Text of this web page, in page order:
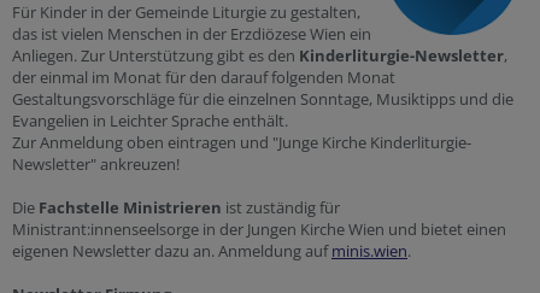
Für Kinder in der Gemeinde Liturgie zu gestalten,
das ist vielen Menschen in der Erzdiözese Wien ein
Anliegen. Zur Unterstützung gibt es den Kinderliturgie-Newsletter,
der einmal im Monat für den darauf folgenden Monat
Gestaltungsvorschläge für die einzelnen Sonntage, Musiktipps und die
Evangelien in Leichter Sprache enthält.
Zur Anmeldung oben eintragen und "Junge Kirche Kinderliturgie-
Newsletter" ankreuzen!
Die Fachstelle Ministrieren ist zuständig für
Ministrant:innenseelsorge in der Jungen Kirche Wien und bietet einen
eigenen Newsletter dazu an. Anmeldung aufminis.wien.